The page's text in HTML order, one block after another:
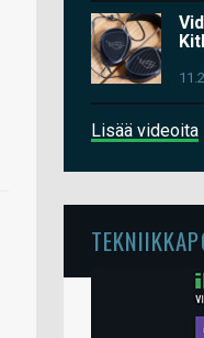
Lisää videoita